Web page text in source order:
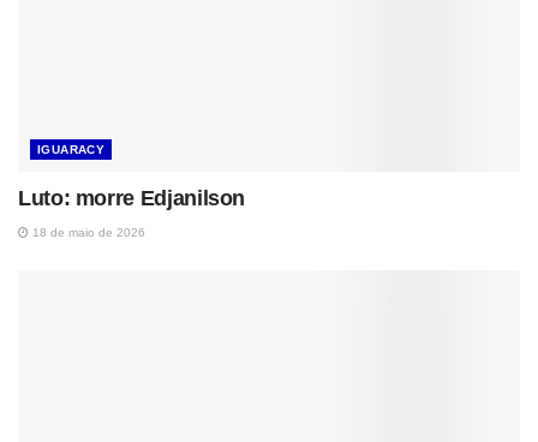
IGUARACY
Luto: morre Edjanilson
18 de maio de 2026